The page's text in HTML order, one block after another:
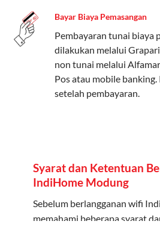
atau teman tanpa perlu khawatir
Berikut adalah detailnya:
Kuota Keluarga 30 GB
Kuota ini dapat digunakan
Admin (pelanggan utama) dan
Berlaku Nasional
untuk jaringan 2G, 3G, dan 4G.
Bayar Biaya Pemasangan
Pembayaran tunai biaya
dilakukan melalui
non tunai melalui
Pos atau mobile
setelah pembayaran.
Syarat dan Ketentuan
IndiHome Modung
Sebelum berlangganan wifi
memahami beberapa syarat